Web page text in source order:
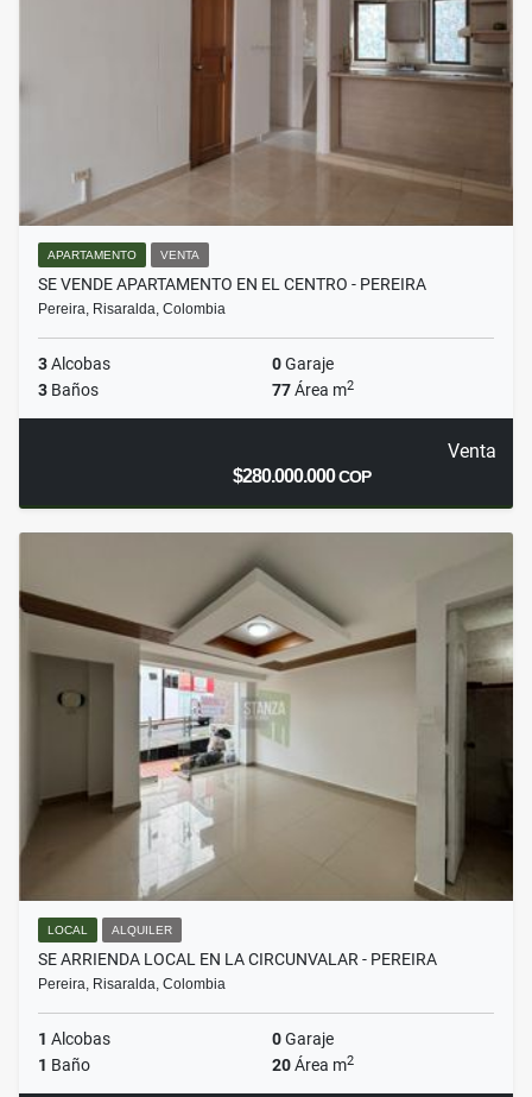
APARTAMENTO VENTA
SE VENDE APARTAMENTO EN EL CENTRO - PEREIRA
Pereira, Risaralda, Colombia
3Alcobas 0Garaje
3 Baños 77Área m2
Venta
$280.000.000COP
LOCAL ALQUILER
SE ARRIENDA LOCAL EN LA CIRCUNVALAR - PEREIRA
Pereira, Risaralda, Colombia
1 Alcobas 0Garaje
1 Baño 20Área m2